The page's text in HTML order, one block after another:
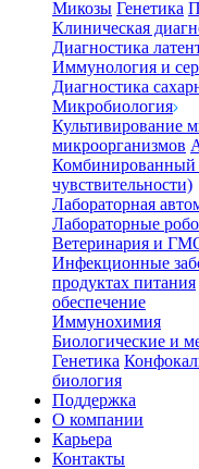
Микозы Генетика
Клиническая
Диагностика
Иммунология и
Диагностика
Микробиология
Культивирование
микроорганизмов
Комбинированный
чувствительности)
Лабораторная
Лабораторные
Ветеринария и
Инфекционные
продуктах питания
обеспечение
Иммунохимия
Биологические и
Генетика
биология
Поддержка
О компании
Карьера
Контакты